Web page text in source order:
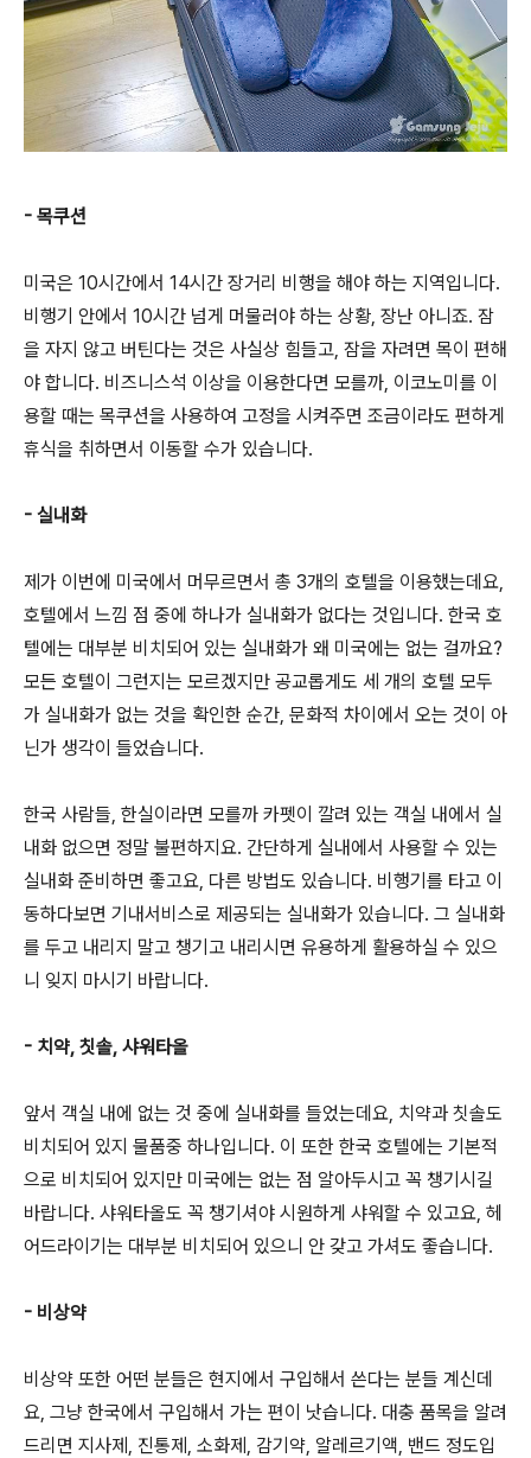
- 목쿠션
미국은 10시간에서 14시간 장거리 비행을 해야 하는 지역입니다.
비행기 안에서 10시간 넘게 머물러야 하는 상황, 장난 아니죠. 잠
을 자지 않고 버틴다는 것은 사실상 힘들고, 잠을 자려면 목이 편해
야 합니다. 비즈니스석 이상을 이용한다면 모를까, 이코노미를 이
용할 때는 목쿠션을 사용하여 고정을 시켜주면 조금이라도 편하게
휴식을 취하면서 이동할 수가 있습니다.
- 실내화
제가 이번에 미국에서 머무르면서 총 3개의 호텔을 이용했는데요,
호텔에서 느낌 점 중에 하나가 실내화가 없다는 것입니다. 한국 호
텔에는 대부분 비치되어 있는 실내화가 왜 미국에는 없는 걸까요?
모든 호텔이 그런지는 모르겠지만 공교롭게도 세 개의 호텔 모두
가 실내화가 없는 것을 확인한 순간, 문화적 차이에서 오는 것이 아
닌가 생각이 들었습니다.
한국 사람들, 한실이라면 모를까 카펫이 깔려 있는 객실 내에서 실
내화 없으면 정말 불편하지요. 간단하게 실내에서 사용할 수 있는
실내화 준비하면 좋고요, 다른 방법도 있습니다. 비행기를 타고 이
동하다보면 기내서비스로 제공되는 실내화가 있습니다. 그 실내화
를 두고 내리지 말고 챙기고 내리시면 유용하게 활용하실 수 있으
니 잊지 마시기 바랍니다.
- 치약, 칫솔, 샤워타올
앞서 객실 내에 없는 것 중에 실내화를 들었는데요, 치약과 칫솔도
비치되어 있지 물품중 하나입니다. 이 또한 한국 호텔에는 기본적
으로 비치되어 있지만 미국에는 없는 점 알아두시고 꼭 챙기시길
바랍니다. 샤워타올도 꼭 챙기셔야 시원하게 샤워할 수 있고요, 헤
어드라이기는 대부분 비치되어 있으니 안 갖고 가셔도 좋습니다.
- 비상약
비상약 또한 어떤 분들은 현지에서 구입해서 쓴다는 분들 계신데
요, 그냥 한국에서 구입해서 가는 편이 낫습니다. 대충 품목을 알려
드리면 지사제, 진통제, 소화제, 감기약, 알레르기액, 밴드 정도입